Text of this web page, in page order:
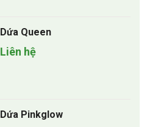
Dứa Queen
Liên hệ
Dứa Pinkglow